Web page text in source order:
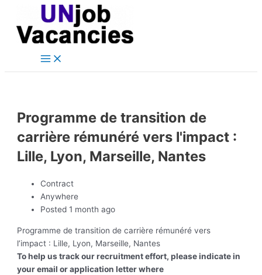
content
Main
Programme de transition de
carrière rémunéré vers l'impact :
Lille, Lyon, Marseille, Nantes
Contract
Anywhere
Posted 1 month ago
Programme de transition de carrière rémunéré vers
l’impact : Lille, Lyon, Marseille, Nantes
To help us track our recruitment effort, please indicate in
your email or application letter where
navigation